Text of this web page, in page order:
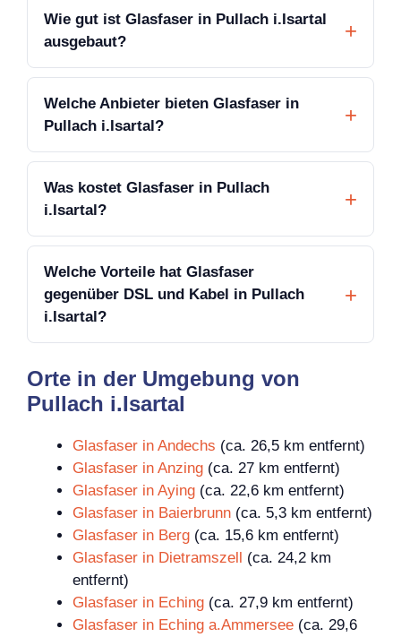
Wie gut ist Glasfaser in Pullach i.Isartal
ausgebaut?
Welche Anbieter bieten Glasfaser in
Pullach i.Isartal?
Was kostet Glasfaser in Pullach
i.Isartal?
Welche Vorteile hat Glasfaser
gegenüber DSL und Kabel in Pullach
i.Isartal?
Orte in der Umgebung von
Pullach i.Isartal
Glasfaser in Andechs (ca. 26,5 km entfernt)
Glasfaser in Anzing (ca. 27 km entfernt)
Glasfaser in Aying (ca. 22,6 km entfernt)
Glasfaser in Baierbrunn (ca. 5,3 km entfernt)
Glasfaser in Berg (ca. 15,6 km entfernt)
Glasfaser in Dietramszell (ca. 24,2 km
entfernt)
Glasfaser in Eching (ca. 27,9 km entfernt)
Glasfaser in Eching a.Ammersee (ca. 29,6